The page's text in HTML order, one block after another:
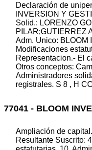
Declaración de
INVERSION Y
Solid.: LORENZO
PILAR;GUTIERREZ
Adm. Unico: BLOOM
Modificaciones
Representacion.- El
Otros conceptos:
Administradores
registrales. S 8 , H
77041 - BLOOM
Ampliación de
Resultante Suscrito: